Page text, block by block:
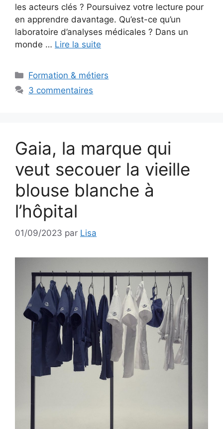
les acteurs clés ? Poursuivez votre lecture pour
en apprendre davantage. Qu’est-ce qu’un
laboratoire d’analyses médicales ? Dans un
monde … Lire la suite
Catégories
Formation & métiers
3 commentaires
Gaia, la marque qui
veut secouer la vieille
blouse blanche à
l’hôpital
01/09/2023 par Lisa